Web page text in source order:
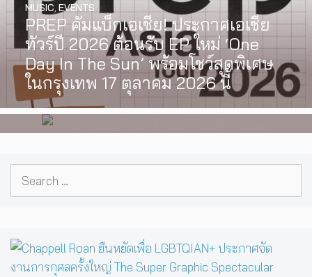
PREP คัมแบ็กเอเชีย! ประกาศเอเชีย
ทัวร์ปี 2026 ต้อนรับ EP ใหม่ ‘One
Day In The Sun’ พร้อมโชว์สุดพิเศษ
ในกรุงเทพ 17 ตุลาคม 2026 นี้
MUSIC EVENTS
[Exclusive Interview] grentperez
จากเด็กอายุ 12 ปีที่ร้องเพลงในห้อง
นอน สู่การแสดงคอนเสิร์ตต่อหน้าคน
นับหมื่น
INTERVIEW,MUSIC
Search